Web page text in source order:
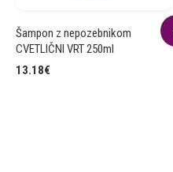
Šampon z nepozebnikom
CVETLIČNI VRT 250ml
13.18€